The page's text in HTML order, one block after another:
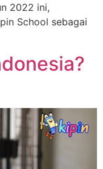
2022 ini,
School sebagai